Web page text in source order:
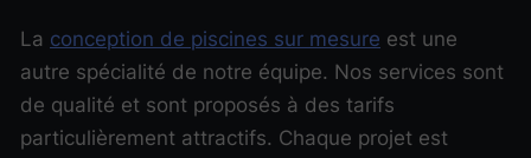
La conception de piscines sur mesure est une
autre spécialité de notre équipe. Nos services sont
de qualité et sont proposés à des tarifs
particulièrement attractifs. Chaque projet est